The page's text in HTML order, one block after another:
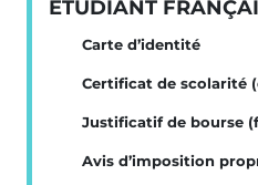
ÉTUDIANT
Carte d’identité
Certificat de scolarité
Justificatif de bourse
Avis d’imposition